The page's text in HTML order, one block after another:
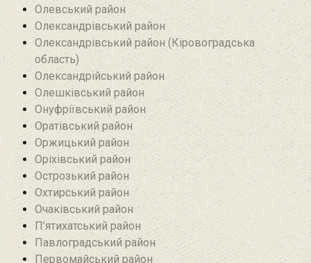
Олевський район‎
Олександрівський район
Олександрівський район (Кіровоградська
область)
Олександрійський район
Олешківський район
Онуфріївський район‎
Оратівський район
Оржицький район
Оріхівський район
Острозький район
Охтирський район
Очаківський район
П’ятихатський район
Павлоградський район
Первомайський район